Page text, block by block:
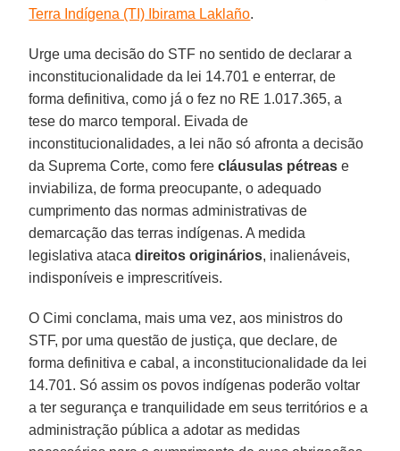
Terra Indígena (TI) Ibirama Laklaño.
Urge uma decisão do STF no sentido de declarar a
inconstitucionalidade da lei 14.701 e enterrar, de
forma definitiva, como já o fez no RE 1.017.365, a
tese do marco temporal. Eivada de
inconstitucionalidades, a lei não só afronta a decisão
da Suprema Corte, como ferecláusulas pétreas e
inviabiliza, de forma preocupante, o adequado
cumprimento das normas administrativas de
demarcação das terras indígenas. A medida
legislativa atacadireitos originários, inalienáveis,
indisponíveis e imprescritíveis.
O Cimi conclama, mais uma vez, aos ministros do
STF, por uma questão de justiça, que declare, de
forma definitiva e cabal, a inconstitucionalidade da lei
14.701. Só assim os povos indígenas poderão voltar
a ter segurança e tranquilidade em seus territórios e a
administração pública a adotar as medidas